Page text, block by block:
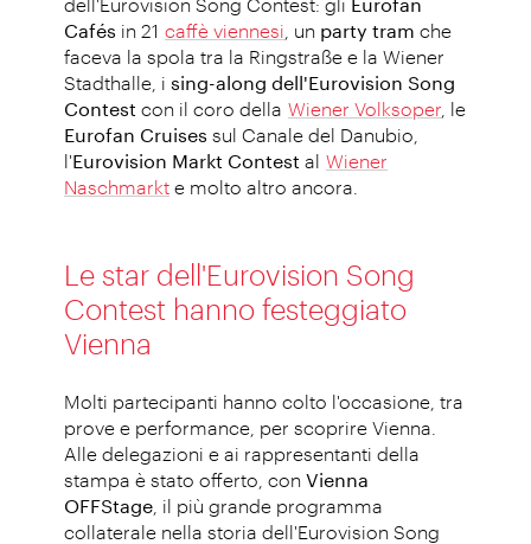
Cafés in 21 caffè viennesi , un party tram che
faceva la spola tra la Ringstraße e la Wiener
Stadthalle, i sing-along dell'Eurovision Song
Contest con il coro della Wiener Volksoper , le
Eurofan Cruises sul Canale del Danubio,
l'Eurovision Markt Contest al Wiener
Naschmarkt e molto altro ancora.
Le star dell'Eurovision Song
Contest hanno festeggiato
Vienna
Molti partecipanti hanno colto l'occasione, tra
prove e performance, per scoprire Vienna.
Alle delegazioni e ai rappresentanti della
stampa è stato offerto, con Vienna
OFFStage , il più grande programma
collaterale nella storia dell'Eurovision Song